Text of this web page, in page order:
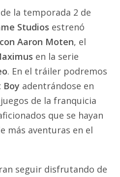
la temporada 2 de
Studios estrenó
Aaron Moten, el
en la serie
. En el tráiler podremos
Boy adentrándose en
de la franquicia
que se hayan
más aventuras en el
seguir disfrutando de